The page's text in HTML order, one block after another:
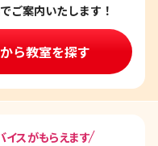
ご案内いたします！
ら教室を探す
スがもらえます